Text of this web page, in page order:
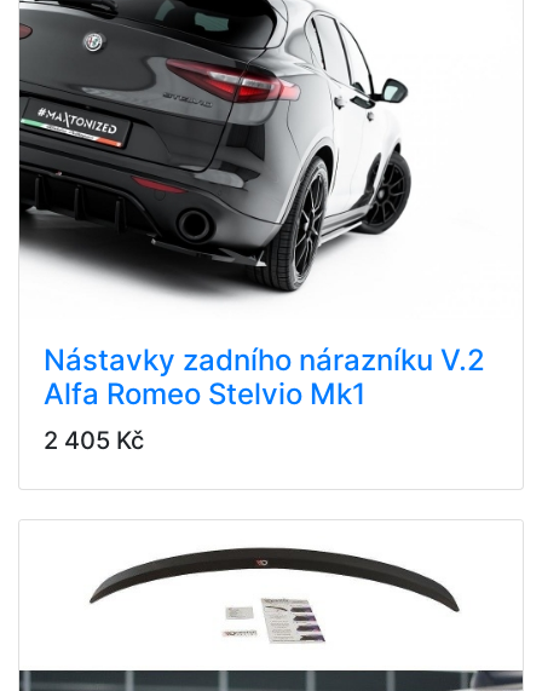
Nástavky zadního nárazníku V.2
Alfa Romeo Stelvio Mk1
2 405 Kč